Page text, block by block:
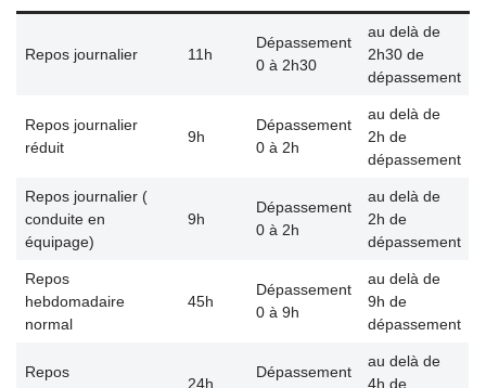
Repos journalier 11h
Dépassement
0 à 2h30
au delà de
2h30 de
dépassement
Repos journalier
réduit
9h
Dépassement
0 à 2h
au delà de
2h de
dépassement
Repos journalier (
conduite en
équipage)
9h
Dépassement
0 à 2h
au delà de
2h de
dépassement
Repos
hebdomadaire
normal
45h
Dépassement
0 à 9h
au delà de
9h de
dépassement
Repos
24h
Dépassement
au delà de
4h de